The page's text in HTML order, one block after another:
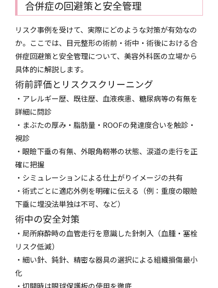
合併症の回避策と安全管理
リスク事例を受けて、実際にどのような対策が有効なの
か。ここでは、目元整形の術前・術中・術後における合
併症回避策と安全管理について、美容外科医の立場から
具体的に解説します。
術前評価とリスクスクリーニング
・アレルギー歴、既往歴、血液疾患、糖尿病等の有無を
詳細に問診
・まぶたの厚み・脂肪量・ROOFの発達度合いを触診・
視診
・眼瞼下垂の有無、外眼角靭帯の状態、涙道の走行を正
確に把握
・シミュレーションによる仕上がりイメージの共有
・術式ごとに適応外例を明確に伝える（例：重度の眼瞼
下垂に埋没法単独は不可、など）
術中の安全対策
・局所麻酔時の血管走行を意識した針刺入（血腫・塞栓
リスク低減）
・細い針、鈍針、精密な器具の選択による組織損傷最小
化
・切開時は眼球保護板の使用を徹底